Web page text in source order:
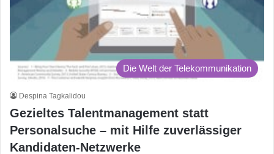
Die Welt der Telekommunikation
Despina Tagkalidou
Gezieltes Talentmanagement statt
Personalsuche – mit Hilfe zuverlässiger
Kandidaten-Netzwerke